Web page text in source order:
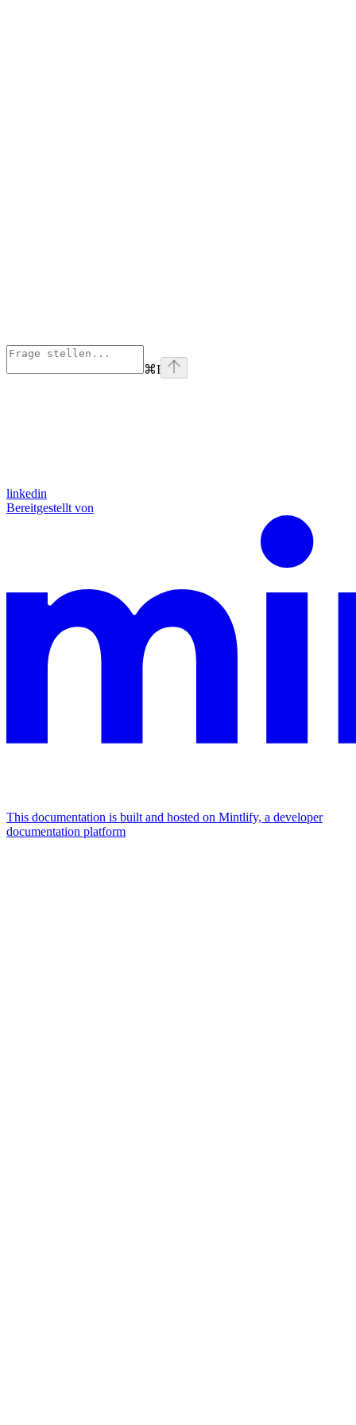
⌘I
linkedin
Bereitgestellt von
This documentation is built and hosted on Mintlify, a developer
documentation platform